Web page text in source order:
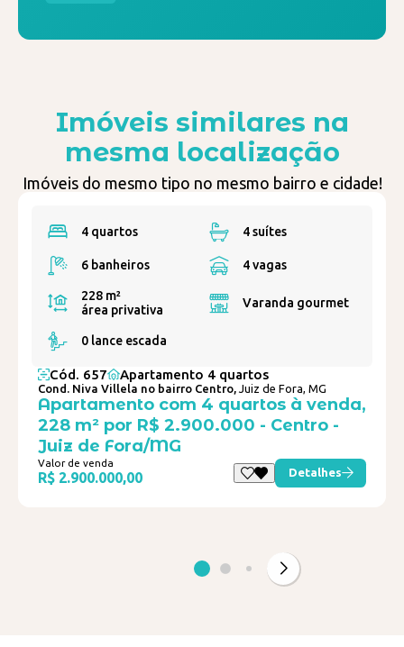
Imóveis similares na
mesma localização
Imóveis do mesmo tipo no mesmo bairro e cidade!
4 quartos 4 suítes
6 banheiros 4 vagas
228 m²
área privativa
Varanda gourmet
0 lance escada
Cód. 657 Apartamento 4 quartos
Cond. Niva Villela no bairro Centro, Juiz de Fora, MG
Apartamento com 4 quartos à venda,
228 m² por R$ 2.900.000 - Centro -
Juiz de Fora/MG
Valor de venda
R$ 2.900.000,00 Detalhes